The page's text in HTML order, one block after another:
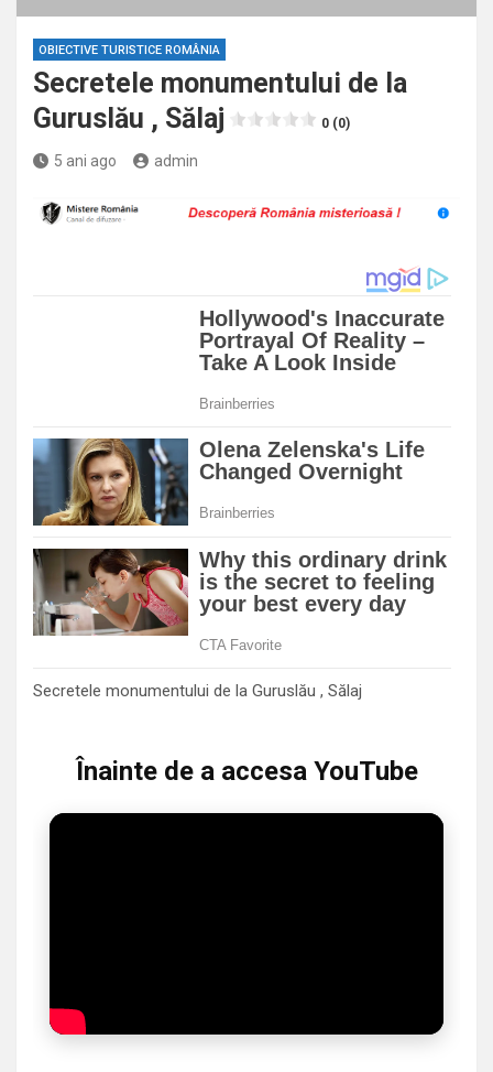
OBIECTIVE TURISTICE ROMÂNIA
Secretele monumentului de la
Guruslău , Sălaj
0 (0)
5 ani ago admin
Secretele monumentului de la Guruslău , Sălaj
Înainte de a accesa YouTube